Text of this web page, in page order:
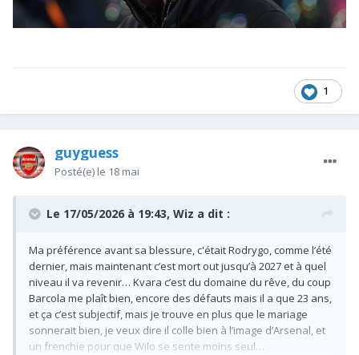
1
guyguess
Posté(e) le 18 mai
Le 17/05/2026 à 19:43, Wiz a dit :
Ma préférence avant sa blessure, c'était Rodrygo, comme l’été
dernier, mais maintenant c’est mort out jusqu’à 2027 et à quel
niveau il va revenir… Kvara c’est du domaine du rêve, du coup
Barcola me plaît bien, encore des défauts mais il a que 23 ans,
et ça c’est subjectif, mais je trouve en plus que le mariage
sonnerait bien, je veux dire il colle bien à l’image d’Arsenal, et
un frenchie pour que Wilo se sente moins seul…